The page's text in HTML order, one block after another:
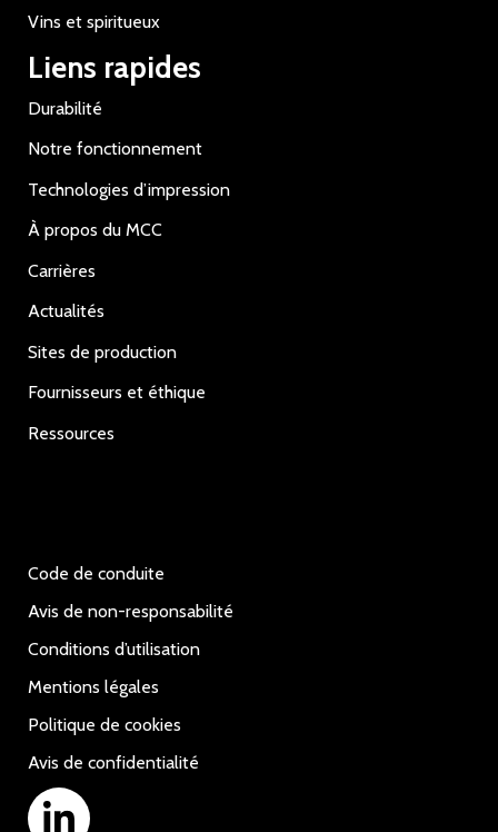
Vins et spiritueux
Liens rapides
Durabilité
Notre fonctionnement
Technologies d’impression
À propos du MCC
Carrières
Actualités
Sites de production
Fournisseurs et éthique
Ressources
Code de conduite
Avis de non-responsabilité
Conditions d’utilisation
Mentions légales
Politique de cookies
Avis de confidentialité